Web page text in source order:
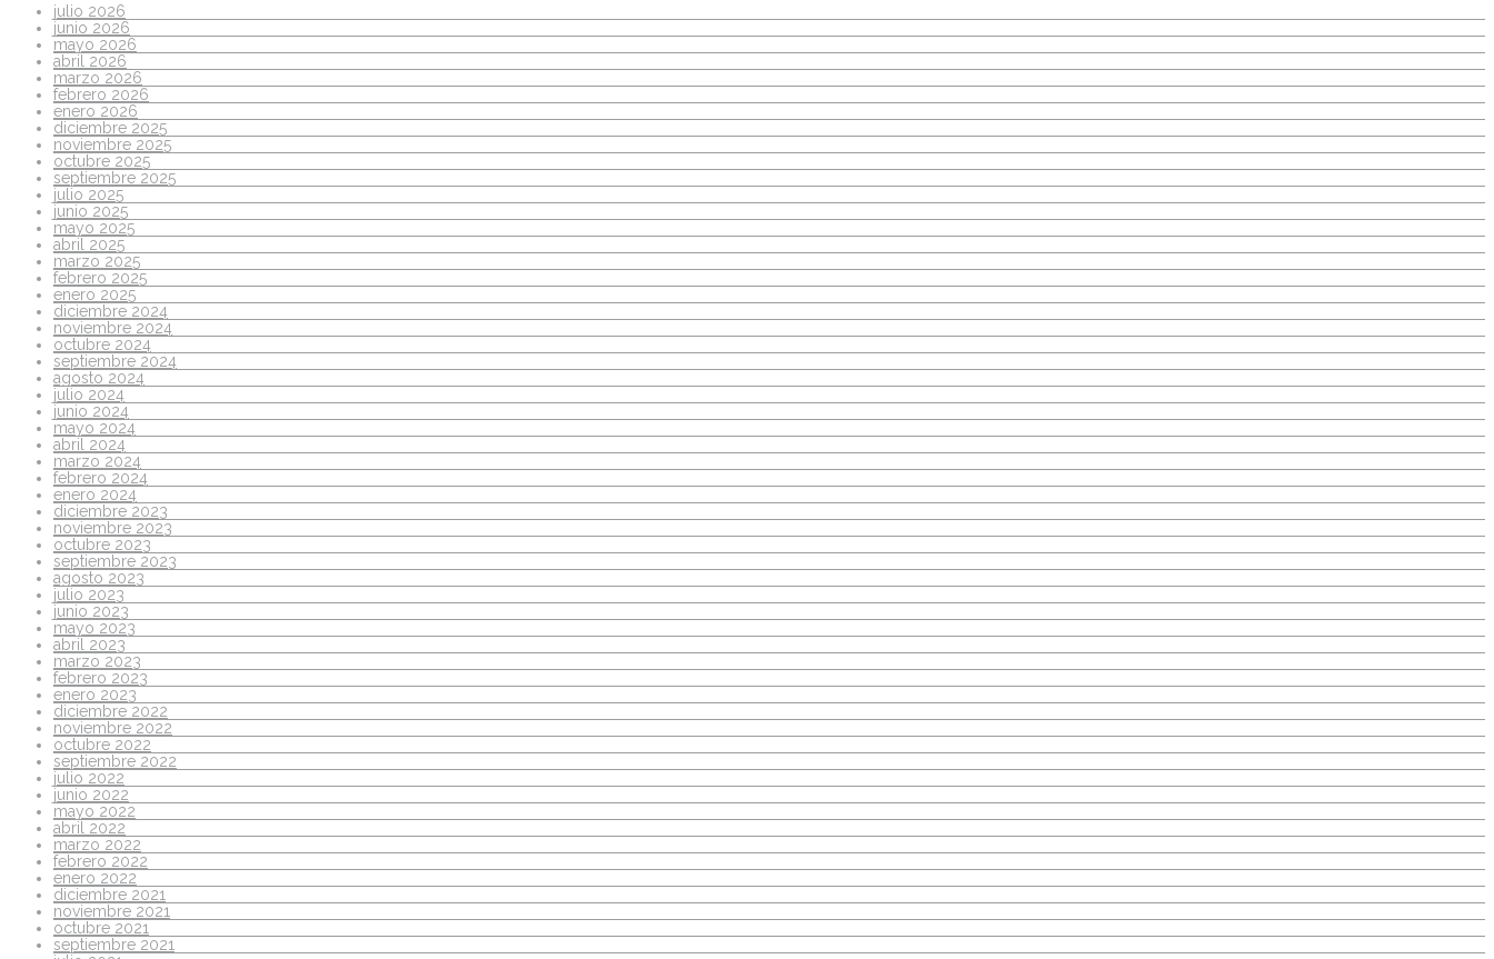
julio 2026
junio 2026
mayo 2026
abril 2026
marzo 2026
febrero 2026
enero 2026
diciembre 2025
noviembre 2025
octubre 2025
septiembre 2025
julio 2025
junio 2025
mayo 2025
abril 2025
marzo 2025
febrero 2025
enero 2025
diciembre 2024
noviembre 2024
octubre 2024
septiembre 2024
agosto 2024
julio 2024
junio 2024
mayo 2024
abril 2024
marzo 2024
febrero 2024
enero 2024
diciembre 2023
noviembre 2023
octubre 2023
septiembre 2023
agosto 2023
julio 2023
junio 2023
mayo 2023
abril 2023
marzo 2023
febrero 2023
enero 2023
diciembre 2022
noviembre 2022
octubre 2022
septiembre 2022
julio 2022
junio 2022
mayo 2022
abril 2022
marzo 2022
febrero 2022
enero 2022
diciembre 2021
noviembre 2021
octubre 2021
septiembre 2021